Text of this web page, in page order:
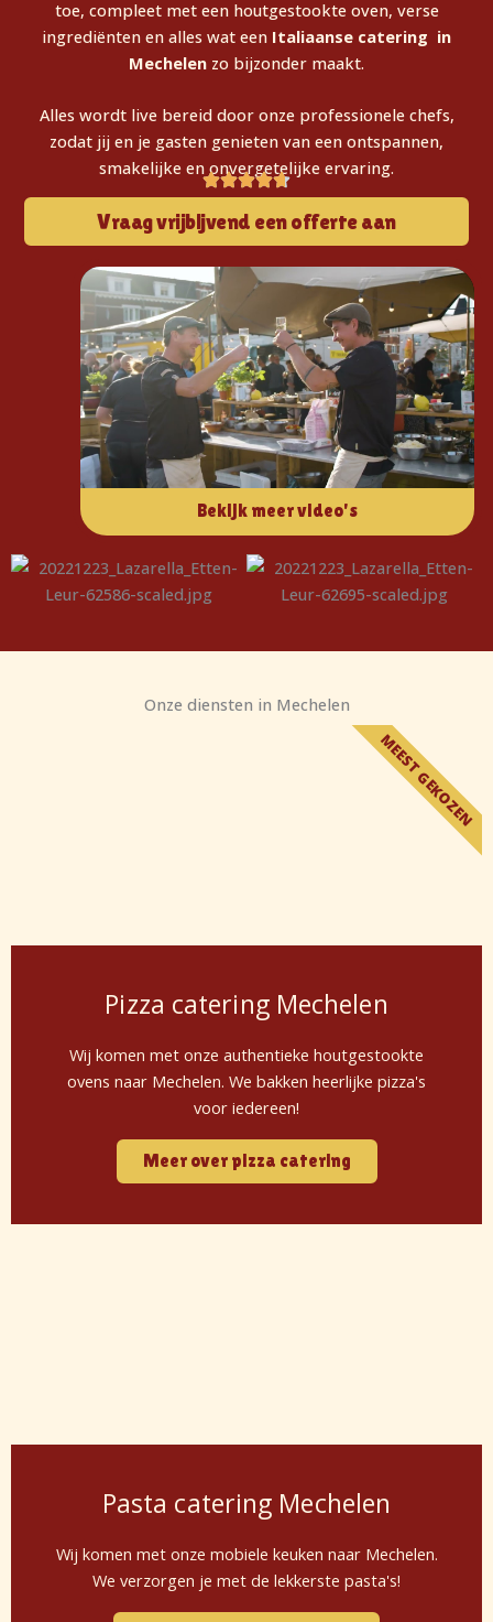
toe, compleet met een houtgestookte oven, verse
ingrediënten en alles wat een Italiaanse catering in
Mechelen zo bijzonder maakt.
Alles wordt live bereid door onze professionele chefs,
zodat jij en je gasten genieten van een ontspannen,
smakelijke en onvergetelijke ervaring.
Vraag vrijbljvend een offerte aan
Bekijk meer video's
Onze diensten in Mechelen
Pizza catering Mechelen
Wij komen met onze authentieke houtgestookte
ovens naar Mechelen. We bakken heerlijke pizza's
voor iedereen!
Meer over pizza catering
MEEST GEKOZEN
Pasta catering Mechelen
Wij komen met onze mobiele keuken naar Mechelen.
We verzorgen je met de lekkerste pasta's!